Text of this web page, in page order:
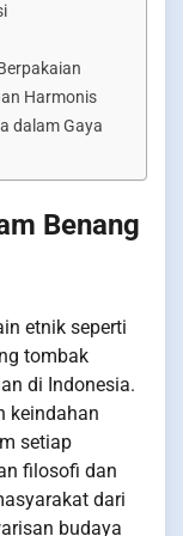
Harmonis
dalam Gaya
Benang
etnik seperti
tombak
di Indonesia.
keindahan
setiap
filosofi dan
dari
budaya